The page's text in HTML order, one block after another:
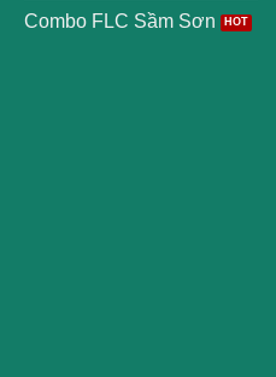
Combo FLC Sầm Sơn